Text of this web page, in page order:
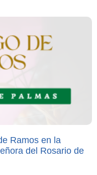
Ramos en la
del Rosario de